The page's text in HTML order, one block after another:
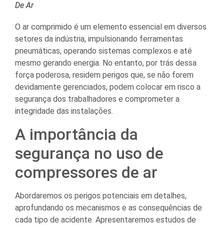
De Ar
O ar comprimido é um elemento essencial em diversos
setores da indústria, impulsionando ferramentas
pneumáticas, operando sistemas complexos e até
mesmo gerando energia. No entanto, por trás dessa
força poderosa, residem perigos que, se não forem
devidamente gerenciados, podem colocar em risco a
segurança dos trabalhadores e comprometer a
integridade das instalações.
A importância da
segurança no uso de
compressores de ar
Abordaremos os perigos potenciais em detalhes,
aprofundando os mecanismos e as consequências de
cada tipo de acidente. Apresentaremos estudos de